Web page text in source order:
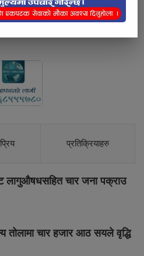
Comments Ad
प्रतिक्रियाहरु
लागुऔषधसहित चार जना पक्राउ
तोलामा चार हजार आठ सयले वृद्धि